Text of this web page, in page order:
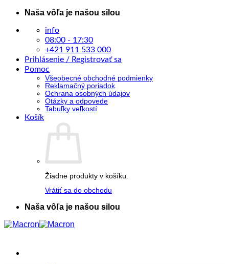
Skip
content
Naša vôľa je našou silou
info
08:00 - 17:30
+421 911 533 000
Prihlásenie / Registrovať sa
Pomoc
Všeobecné obchodné podmienky
Reklamačný poriadok
Ochrana osobných údajov
Otázky a odpovede
Tabuľky veľkostí
Košík
Žiadne produkty v košíku.
Vrátiť sa do obchodu
Naša vôľa je našou silou